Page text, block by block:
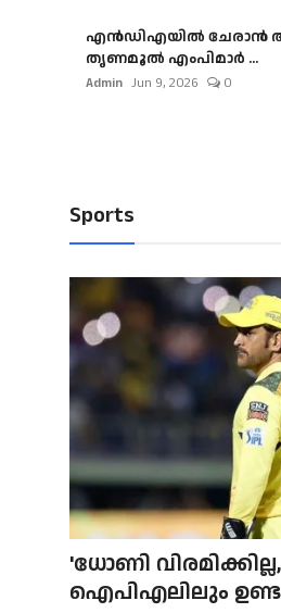
എൻഡിഎയിൽ ചേരാൻ
തൃണമൂൽ എംപിമാർ ...
Admin Jun 9, 2026 0
Sports
'ധോണി
ഐപിഎലിലും